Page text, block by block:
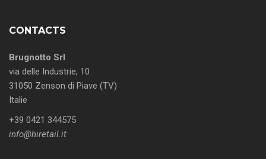
CONTACTS
Brugnotto Srl
via delle Industrie, 10
31050 Zenson di Piave (TV)
Italie
+39 0421 344575
info@hiretail.it